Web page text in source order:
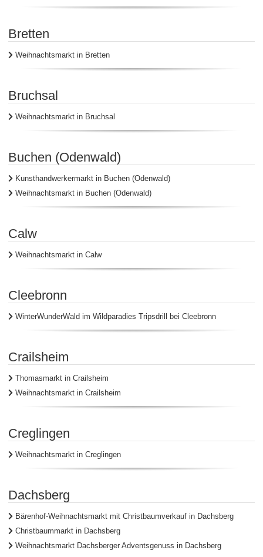
Bretten
Weihnachtsmarkt in Bretten
Bruchsal
Weihnachtsmarkt in Bruchsal
Buchen (Odenwald)
Kunsthandwerkermarkt in Buchen (Odenwald)
Weihnachtsmarkt in Buchen (Odenwald)
Calw
Weihnachtsmarkt in Calw
Cleebronn
WinterWunderWald im Wildparadies Tripsdrill bei Cleebronn
Crailsheim
Thomasmarkt in Crailsheim
Weihnachtsmarkt in Crailsheim
Creglingen
Weihnachtsmarkt in Creglingen
Dachsberg
Bärenhof-Weihnachtsmarkt mit Christbaumverkauf in Dachsberg
Christbaummarkt in Dachsberg
Weihnachtsmarkt Dachsberger Adventsgenuss in Dachsberg